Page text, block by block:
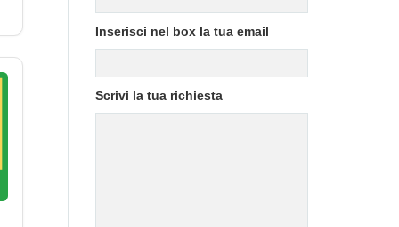
Inserisci nel box la tua email
Scrivi la tua richiesta